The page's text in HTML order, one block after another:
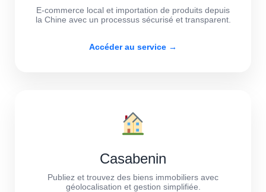
E-commerce local et importation de produits depuis
la Chine avec un processus sécurisé et transparent.
Accéder au service →
Casabenin
Publiez et trouvez des biens immobiliers avec
géolocalisation et gestion simplifiée.